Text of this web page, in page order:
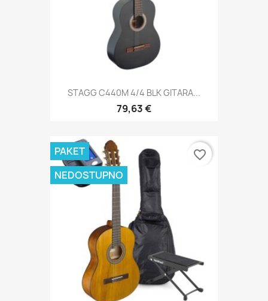
STAGG C440M 4/4 BLK GITARA...
79,63 €
PAKET
NEDOSTUPNO
favorite_border